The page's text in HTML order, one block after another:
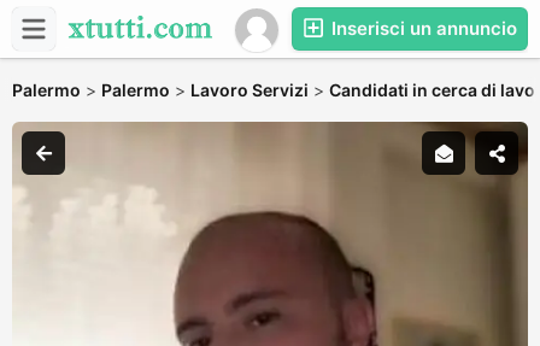
Inserisci un annuncio
Palermo > Palermo > Lavoro Servizi > Candidati in cerca di